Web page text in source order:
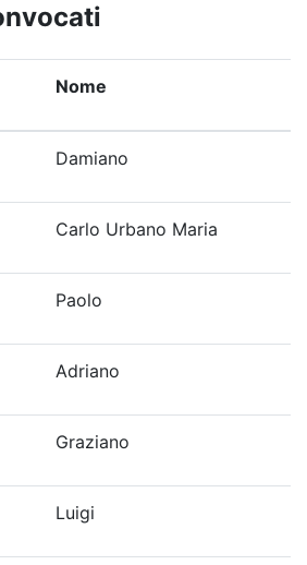
Nome
Damiano
Carlo Urbano Maria
Paolo
Adriano
Graziano
Luigi